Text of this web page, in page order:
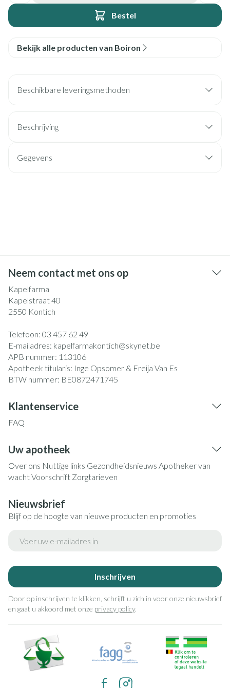
Bestel
Bekijk alle producten van Boiron
Beschikbare leveringsmethoden
Beschrijving
Gegevens
Neem contact met ons op
Kapelfarma
Kapelstraat 40
2550 Kontich
Telefoon: 03 457 62 49
E-mailadres: kapelfarmakontich@skynet.be
APB nummer: 113106
Apotheek titularis: Inge Opsomer & Freija Van Es
BTW nummer: BE0872471745
Klantenservice
FAQ
Uw apotheek
Over ons Nuttige links Gezondheidsnieuws Apotheker van
wachtVoorschrift Zorgtarieven
Nieuwsbrief
Blijf op de hoogte van nieuwe producten en promoties
Inschrijven
Door op inschrijven te klikken, schrijft u zich in voor onze nieuwsbrief
en gaat u akkoord met onze privacy policy.